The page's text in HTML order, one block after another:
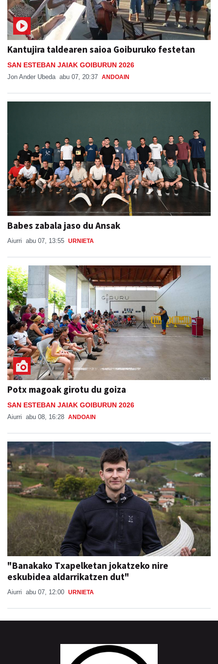
Kantujira taldearen saioa Goiburuko festetan
SAN ESTEBAN JAIAK GOIBURUN 2026
Jon Ander Ubeda abu 07, 20:37 ANDOAIN
Babes zabala jaso du Ansak
Aiurri abu 07, 13:55 URNIETA
Potx magoak girotu du goiza
SAN ESTEBAN JAIAK GOIBURUN 2026
Aiurri abu 08, 16:28 ANDOAIN
"Banakako Txapelketan jokatzeko nire
eskubidea aldarrikatzen dut"
Aiurri abu 07, 12:00 URNIETA